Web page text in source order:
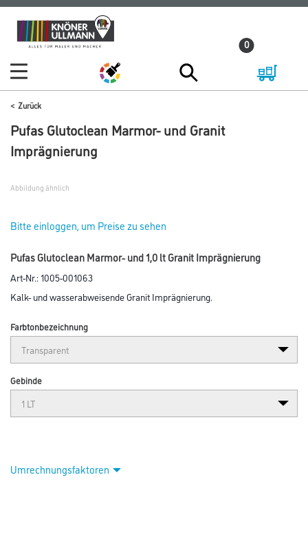
Zum
Inhalt
Zum
Navigationsmenü
0
Zurück
Pufas Glutoclean Marmor- und Granit
Imprägnierung
Abbildung ähnlich
Bitte einloggen, um Preise zu sehen
Pufas Glutoclean Marmor- und 1,0 lt Granit Imprägnierung
Art-Nr.:1005-001063
Kalk- und wasserabweisende Granit Imprägnierung.
Farbtonbezeichnung
Gebinde
Umrechnungsfaktoren